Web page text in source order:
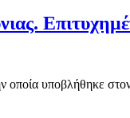
οποία υποβλήθηκε